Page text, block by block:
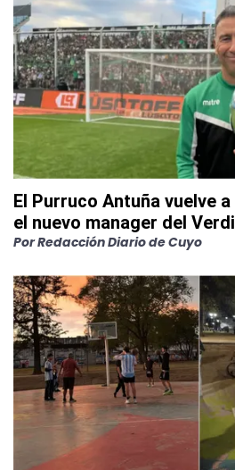
El Purruco Antuña vuelve
el nuevo manager del
PorRedacción Diario de Cuyo